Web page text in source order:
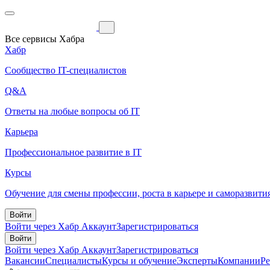
Все сервисы Хабра
Хабр
Сообщество IT-специалистов
Q&A
Ответы на любые вопросы об IT
Карьера
Профессиональное развитие в IT
Курсы
Обучение для смены профессии, роста в карьере и
Войти
Войти через Хабр АккаунтЗарегистрироваться
Войти
Войти через Хабр АккаунтЗарегистрироваться
ВакансииСпециалистыКурсы и обучениеЭкспертыКомпании